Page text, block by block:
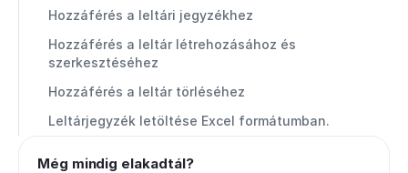
Hozzáférés a leltári jegyzékhez
Hozzáférés a leltár létrehozásához és
szerkesztéséhez
Hozzáférés a leltár törléséhez
Leltárjegyzék letöltése Excel formátumban.
Még mindig elakadtál?